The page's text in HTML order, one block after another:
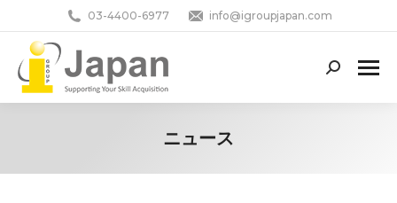
03-4400-6977 info@igroupjapan.com
Search:
ニュース